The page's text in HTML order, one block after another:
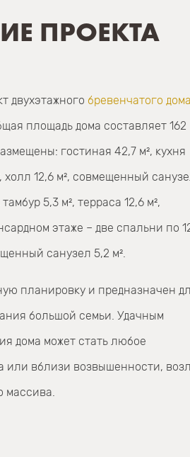
ПРОЕКТА
двухэтажного бревенчатого
площадь дома составляет 162
гостиная 42,7 м², кухня
холл 12,6 м², совмещенный
5,3 м², терраса 12,6 м²,
этаже – две спальни по
санузел 5,2 м².
планировку и предназначен
большой семьи. Удачным
дома может стать любое
или вблизи возвышенности,
массива.